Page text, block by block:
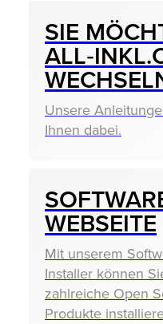
SIE
Unsere
Ihnen dabei.
WEBSEITE
Mit unserem
Installer können
zahlreiche Open
Produkte